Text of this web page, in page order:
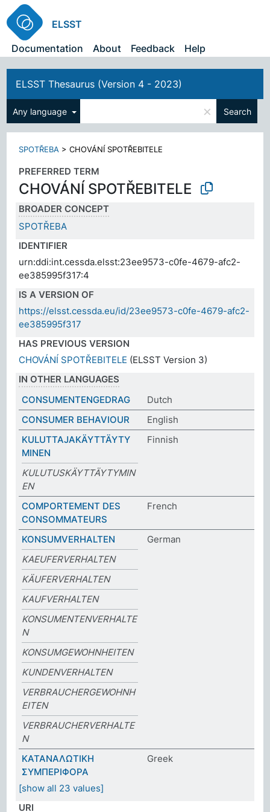
ELSST
Documentation
About Feedback Help
ELSST Thesaurus (Version 4 - 2023)
Any language × Search
SPOTŘEBA >CHOVÁNÍ SPOTŘEBITELE
PREFERRED TERM
CHOVÁNÍ SPOTŘEBITELE
BROADER CONCEPT
SPOTŘEBA
IDENTIFIER
urn:ddi:int.cessda.elsst:23ee9573-c0fe-4679-afc2-
ee385995f317:4
IS A VERSION OF
https://elsst.cessda.eu/id/23ee9573-c0fe-4679-afc2-
ee385995f317
HAS PREVIOUS VERSION
CHOVÁNÍ SPOTŘEBITELE (ELSST Version 3)
IN OTHER LANGUAGES
CONSUMENTENGEDRAG
Dutch
CONSUMER BEHAVIOUR
English
KULUTTAJAKÄYTTÄYTY
MINEN
Finnish
KULUTUSKÄYTTÄYTYMIN
EN
COMPORTEMENT DES
CONSOMMATEURS
French
KONSUMVERHALTEN
German
KAEUFERVERHALTEN
KÄUFERVERHALTEN
KAUFVERHALTEN
KONSUMENTENVERHALTE
N
KONSUMGEWOHNHEITEN
KUNDENVERHALTEN
VERBRAUCHERGEWOHNH
EITEN
VERBRAUCHERVERHALTE
N
ΚΑΤΑΝΑΛΩΤΙΚΗ
ΣΥΜΠΕΡΙΦΟΡΑ
Greek
[show all 23 values]
URI